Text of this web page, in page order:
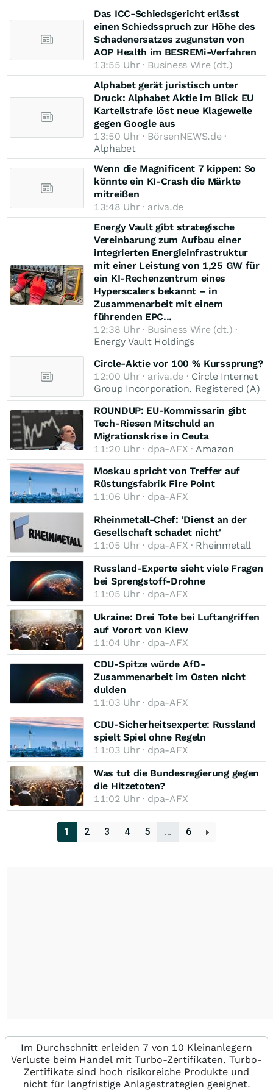
Das ICC-Schiedsgericht erlässt
einen Schiedsspruch zur Höhe des
Schadenersatzes zugunsten von
AOP Health im BESREMi-Verfahren
13:55 Uhr · Business Wire (dt.)
Alphabet gerät juristisch unter
Druck: Alphabet Aktie im Blick EU
Kartellstrafe löst neue Klagewelle
gegen Google aus
13:50 Uhr · BörsenNEWS.de ·
Alphabet
Wenn die Magnificent 7 kippen: So
könnte ein KI-Crash die Märkte
mitreißen
13:48 Uhr · ariva.de
Energy Vault gibt strategische
Vereinbarung zum Aufbau einer
integrierten Energieinfrastruktur
mit einer Leistung von 1,25 GW für
ein KI-Rechenzentrum eines
Hyperscalers bekannt – in
Zusammenarbeit mit einem
führenden EPC...
12:38 Uhr · Business Wire (dt.) ·
Energy Vault Holdings
Circle-Aktie vor 100 % Kurssprung?
12:00 Uhr · ariva.de · Circle Internet
Group Incorporation. Registered (A)
ROUNDUP: EU-Kommissarin gibt
Tech-Riesen Mitschuld an
Migrationskrise in Ceuta
11:20 Uhr · dpa-AFX ·Amazon
Moskau spricht von Treffer auf
Rüstungsfabrik Fire Point
11:06 Uhr · dpa-AFX
Rheinmetall-Chef: 'Dienst an der
Gesellschaft schadet nicht'
11:05 Uhr · dpa-AFX · Rheinmetall
Russland-Experte sieht viele Fragen
bei Sprengstoff-Drohne
11:05 Uhr · dpa-AFX
Ukraine: Drei Tote bei Luftangriffen
auf Vorort von Kiew
11:04 Uhr · dpa-AFX
CDU-Spitze würde AfD-
Zusammenarbeit im Osten nicht
dulden
11:03 Uhr · dpa-AFX
CDU-Sicherheitsexperte: Russland
spielt Spiel ohne Regeln
11:03 Uhr · dpa-AFX
Was tut die Bundesregierung gegen
die Hitzetoten?
11:02 Uhr · dpa-AFX
1 2 3 4 5 … 6
Im Durchschnitt erleiden 7 von 10 Kleinanlegern
Verluste beim Handel mit Turbo-Zertifikaten. Turbo-
Zertifikate sind hoch risikoreiche Produkte und
nicht für langfristige Anlagestrategien geeignet.